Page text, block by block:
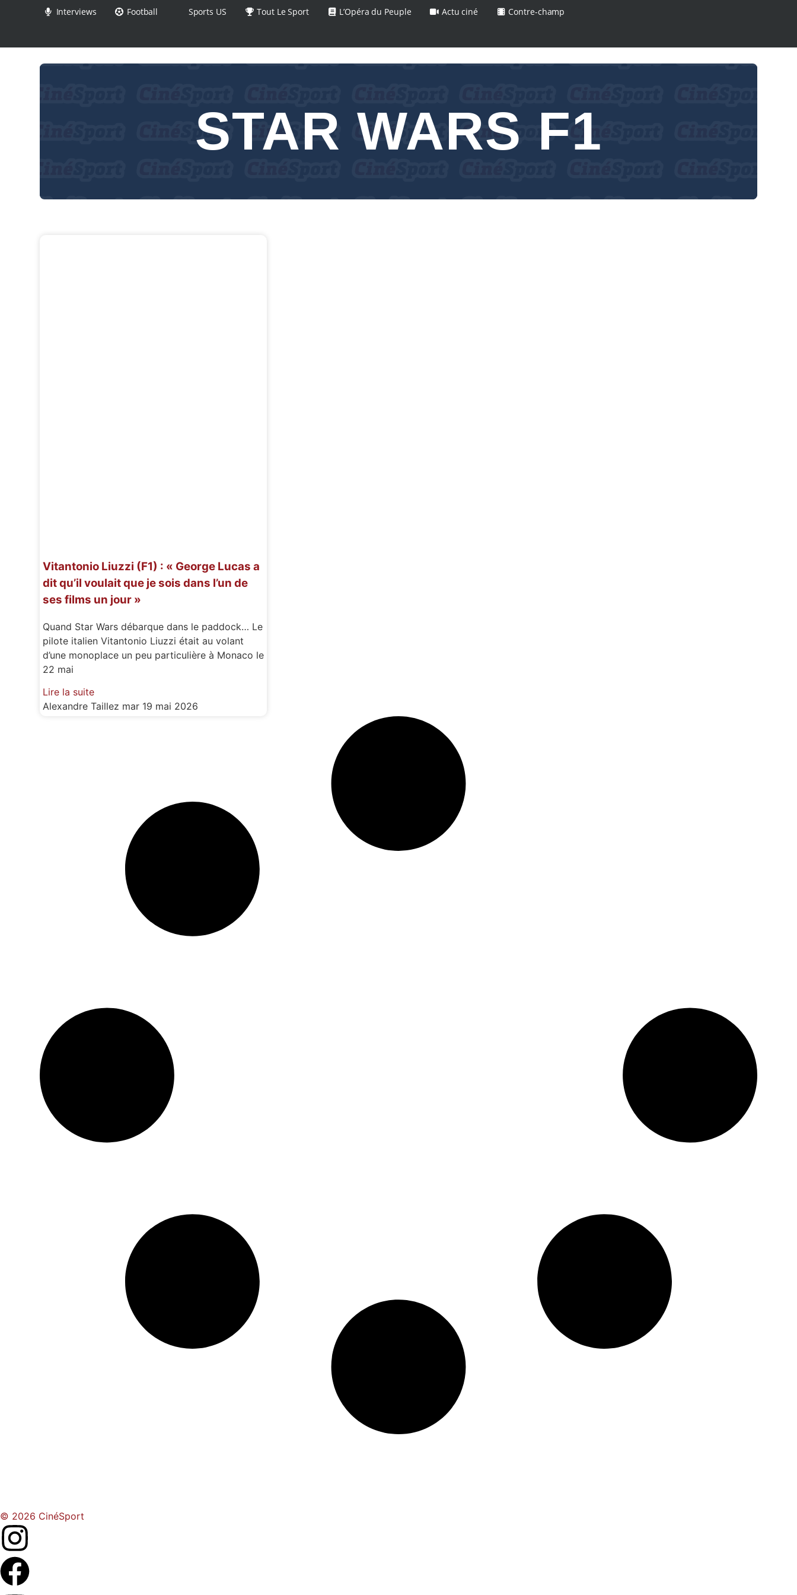
Interviews Football Sports US Tout Le Sport L’Opéra du Peuple Actu ciné Contre-champ
STAR WARS F1
Vitantonio Liuzzi (F1) : « George Lucas a
dit qu’il voulait que je sois dans l’un de
ses films un jour »
Quand Star Wars débarque dans le paddock… Le
pilote italien Vitantonio Liuzzi était au volant
d’une monoplace un peu particulière à Monaco le
22 mai
Lire la suite
Alexandre Taillez mar 19 mai 2026
© 2026 CinéSport